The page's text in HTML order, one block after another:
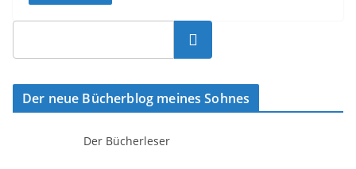
Suchen
Der neue Bücherblog meines Sohnes
Der Bücherleser